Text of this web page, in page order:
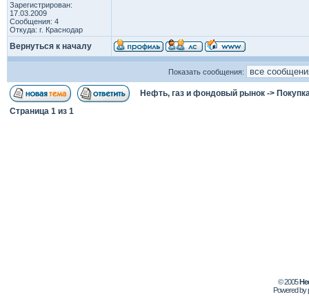
Зарегистрирован:
17.03.2009
Сообщения: 4
Откуда: г. Краснодар
Вернуться к началу
Показать сообщения:
Нефть, газ и фондовый рынок ->
Страница 1 из 1
© 2005
Powered by